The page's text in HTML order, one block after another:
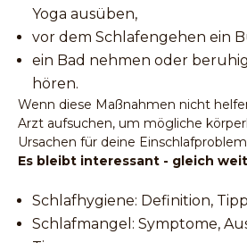
Yoga ausüben,
vor dem Schlafengehen ein
ein Bad nehmen oder
hören.
Wenn diese Maßnahmen nicht
Arzt aufsuchen, um mögliche
Ursachen für deine
Es bleibt interessant - gleich
Schlafhygiene: Definition,
Schlafmangel: Symptome,